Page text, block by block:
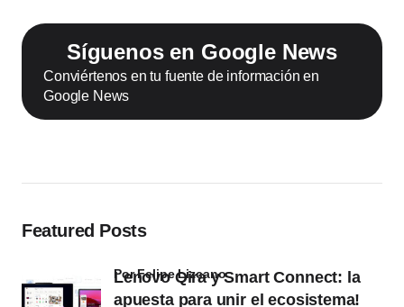
Síguenos en Google News
Conviértenos en tu fuente de información en
Google News
Featured Posts
Lenovo Qira y Smart Connect: la
apuesta para unir el ecosistema!
por Felipe Lizcano